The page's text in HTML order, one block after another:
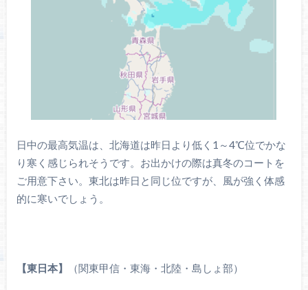
日中の最高気温は、北海道は昨日より低く1～4℃位でかな
り寒く感じられそうです。お出かけの際は真冬のコートを
ご用意下さい。東北は昨日と同じ位ですが、風が強く体感
的に寒いでしょう。
【東日本】 （関東甲信・東海・北陸・島しょ部）